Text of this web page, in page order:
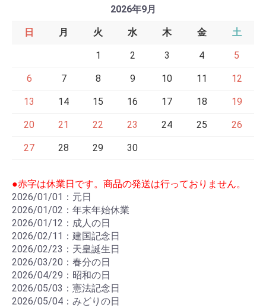
2026年9月
日 月 火 水 木 金 土
1 2 3 4 5
6 7 8 9 10 11 12
13 14 15 16 17 18 19
20 21 22 23 24 25 26
27 28 29 30
●赤字は休業日です。商品の発送は行っておりません。
2026/01/01：元日
2026/01/02：年末年始休業
2026/01/12：成人の日
2026/02/11：建国記念日
2026/02/23：天皇誕生日
2026/03/20：春分の日
2026/04/29：昭和の日
2026/05/03：憲法記念日
2026/05/04：みどりの日